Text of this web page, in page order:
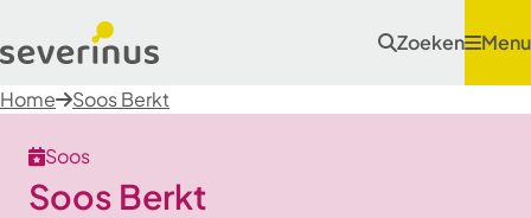
Zoeken Menu
Home Soos Berkt
Soos
Soos Berkt